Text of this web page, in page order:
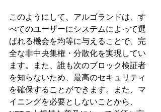
このようにして、アルゴランドは、す
べてのユーザーにシステムによって選
ばれる機会を均等に与えることで、完
全な非中央集権・分散化を実現してい
ます。また、誰も次のブロック検証者
を知らないため、最高のセキュリティ
を確保することができます。また、マ
イニングを必要としないことから、